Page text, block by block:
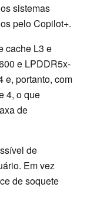
sistemas
pelo Copilot+.
cache L3 e
e LPDDR5x-
e, portanto, com
4, o que
de
de
Em vez
de soquete